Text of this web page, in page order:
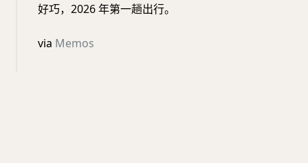
好巧，2026 年第一趟出行。
via Memos